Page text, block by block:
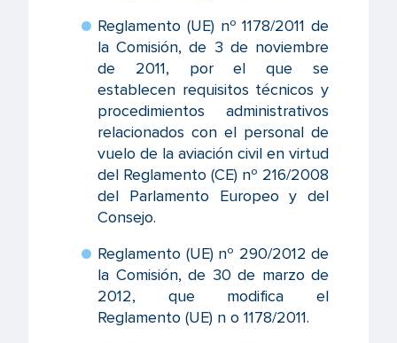
Reglamento (UE) nº 1178/2011 de
la Comisión, de 3 de noviembre
de 2011, por el que se
establecen requisitos técnicos y
procedimientos administrativos
relacionados con el personal de
vuelo de la aviación civil en virtud
del Reglamento (CE) nº 216/2008
del Parlamento Europeo y del
Consejo.
Reglamento (UE) nº 290/2012 de
la Comisión, de 30 de marzo de
2012, que modifica el
Reglamento (UE) n o 1178/2011.